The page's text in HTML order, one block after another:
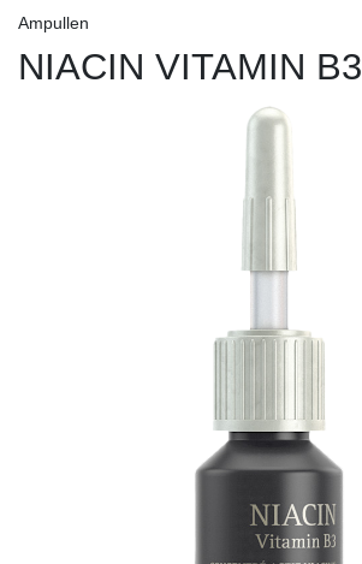
Ampullen
NIACIN VITAMIN B3